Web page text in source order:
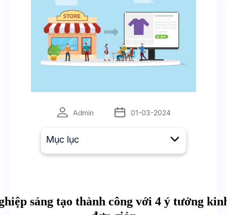
Admin 01-03-2024
Mục lục
sáng tạo thành công với 4 ý tưởng